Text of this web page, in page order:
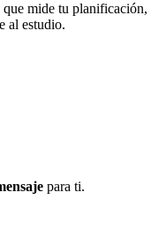
que mide tu planificación,
al estudio.
para ti.